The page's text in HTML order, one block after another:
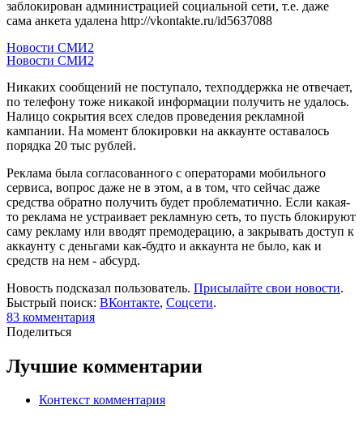
заблокирован администрацией социальной сети, т.е. даже
сама анкета удалена http://vkontakte.ru/id5637088
Новости СМИ2
Новости СМИ2
Никаких сообщений не поступало, техподдержка не отвечает,
по телефону тоже никакой информации получить не удалось.
Налицо сокрытия всех следов проведения рекламной
кампании. На момент блокировки на аккаунте оставалось
порядка 20 тыс рублей.
Реклама была согласованного с операторами мобильного
сервиса, вопрос даже не в этом, а в том, что сейчас даже
средства обратно получить будет проблематично. Если какая-
то реклама не устраивает рекламную сеть, то пусть блокируют
саму рекламу или вводят премодерацию, а закрывать доступ к
аккаунту с деньгами как-будто и аккаунта не было, как и
средств на нем - абсурд.
Новость подсказал пользователь. Присылайте свои новости.
Быстрый поиск: ВКонтакте, Соцсети.
83 комментария
Поделиться
Лучшие комментарии
Контекст комментария